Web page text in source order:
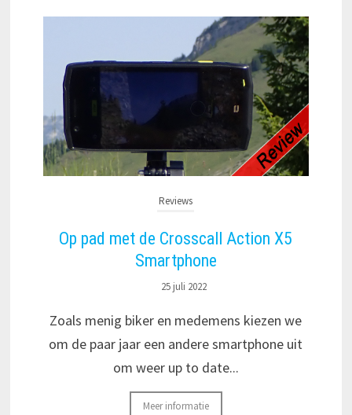
Reviews
Op pad met de Crosscall Action X5
Smartphone
25 juli 2022
Zoals menig biker en medemens kiezen we
om de paar jaar een andere smartphone uit
om weer up to date...
Meer informatie